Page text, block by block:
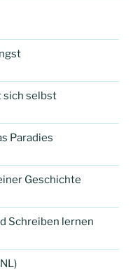
sich selbst
Paradies
Geschichte
Schreiben lernen